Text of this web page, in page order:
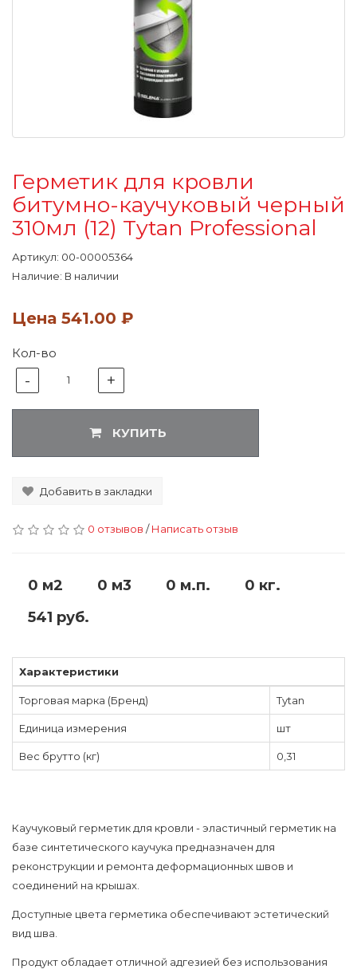
Герметик для кровли
битумно-каучуковый черный
310мл (12) Tytan Professional
Артикул: 00-00005364
Наличие: В наличии
Цена 541.00 ₽
Кол-во
- 1 +
КУПИТЬ
Добавить в закладки
0 отзывов /Написать отзыв
0 м2 0 м3 0 м.п.
0 кг.
541 руб.
Характеристики
Торговая марка (Бренд) Tytan
Единица измерения шт
Вес брутто (кг) 0,31
Каучуковый герметик для кровли - эластичный герметик на
базе синтетического каучука предназначен для
реконструкции и ремонта деформационных швов и
соединений на крышах.
Доступные цвета герметика обеспечивают эстетический
вид шва.
Продукт обладает отличной адгезией без использования